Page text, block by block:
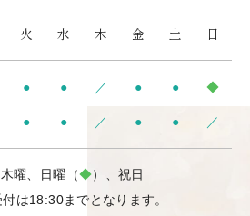
火 水 木 金 土 日
● ● ／ ● ● ◆
● ● ／ ● ● ／
曜、日曜（◆）、祝日
は18:30までとなります。